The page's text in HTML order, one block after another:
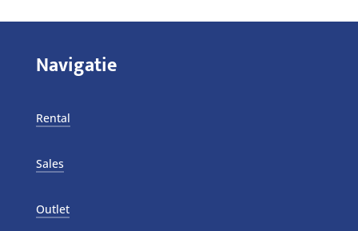
Navigatie
Rental
Sales
Outlet